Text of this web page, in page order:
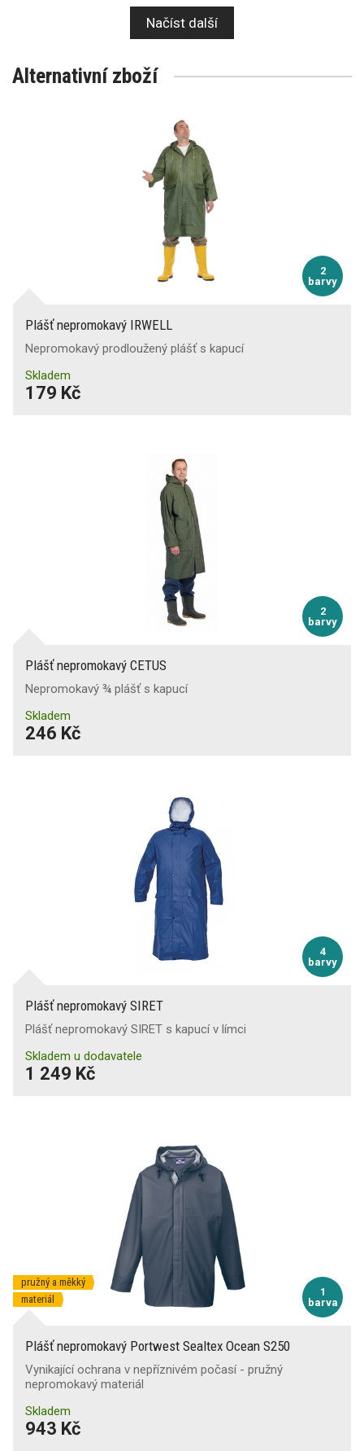
Načíst další
Alternativní zboží
2
barvy
Plášť nepromokavý IRWELL
Nepromokavý prodloužený plášť s kapucí
Skladem
179 Kč
2
barvy
Plášť nepromokavý CETUS
Nepromokavý ¾ plášť s kapucí
Skladem
246 Kč
4
barvy
Plášť nepromokavý SIRET
Plášť nepromokavý SIRET s kapucí v límci
Skladem u dodavatele
1 249 Kč
1
barva
pružný a měkký
materiál
Plášť nepromokavý Portwest Sealtex Ocean S250
Vynikající ochrana v nepříznivém počasí - pružný
nepromokavý materiál
Skladem
943 Kč